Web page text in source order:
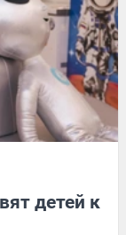
детей к